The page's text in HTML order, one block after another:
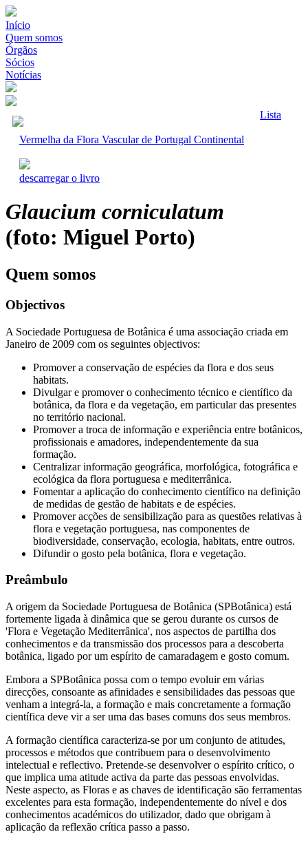
Início
Quem somos
Órgãos
Sócios
Notícias
Lista
Vermelha da Flora Vascular de Portugal Continental
descarregar o livro
Glaucium corniculatum
(foto: Miguel Porto)
Quem somos
Objectivos
A Sociedade Portuguesa de Botânica é uma associação criada em
Janeiro de 2009 com os seguintes objectivos:
Promover a conservação de espécies da flora e dos seus
habitats.
Divulgar e promover o conhecimento técnico e científico da
botânica, da flora e da vegetação, em particular das presentes
no território nacional.
Promover a troca de informação e experiência entre botânicos,
profissionais e amadores, independentemente da sua
formação.
Centralizar informação geográfica, morfológica, fotográfica e
ecológica da flora portuguesa e mediterrânica.
Fomentar a aplicação do conhecimento científico na definição
de medidas de gestão de habitats e de espécies.
Promover acções de sensibilização para as questões relativas à
flora e vegetação portuguesa, nas componentes de
biodiversidade, conservação, ecologia, habitats, entre outros.
Difundir o gosto pela botânica, flora e vegetação.
Preâmbulo
A origem da Sociedade Portuguesa de Botânica (SPBotânica) está
fortemente ligada à dinâmica que se gerou durante os cursos de
'Flora e Vegetação Mediterrânica', nos aspectos de partilha dos
conhecimentos e da transmissão dos processos para a descoberta
botânica, ligado por um espírito de camaradagem e gosto comum.
Embora a SPBotânica possa com o tempo evoluir em várias
direcções, consoante as afinidades e sensibilidades das pessoas que
venham a integrá-la, a formação e mais concretamente a formação
científica deve vir a ser uma das bases comuns dos seus membros.
A formação científica caracteriza-se por um conjunto de atitudes,
processos e métodos que contribuem para o desenvolvimento
intelectual e reflectivo. Pretende-se desenvolver o espírito crítico, o
que implica uma atitude activa da parte das pessoas envolvidas.
Neste aspecto, as Floras e as chaves de identificação são ferramentas
excelentes para esta formação, independentemente do nível e dos
conhecimentos académicos do utilizador, dado que obrigam à
aplicação da reflexão crítica passo a passo.